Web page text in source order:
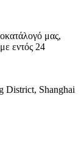
μας,
εντός 24
District, Shanghai